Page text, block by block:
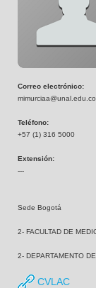
Correo electrónico:
mimurciaa@unal.edu.co
Teléfono:
+57 (1) 316 5000
Extensión:
---
Sede Bogotá
2- FACULTAD DE
2- DEPARTAMENTO
CVLAC